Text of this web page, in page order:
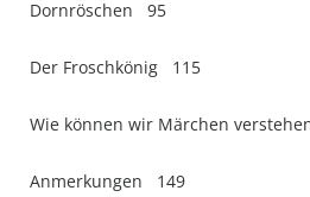
Dornröschen 95
Der Froschkönig 115
Wie können wir Märchen
Anmerkungen 149